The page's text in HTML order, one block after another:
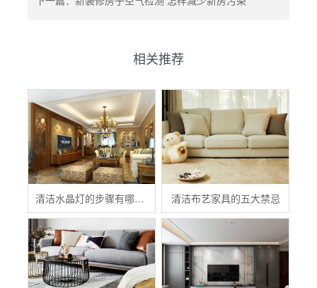
相关推荐
清洁水晶灯的步骤有哪些？ 清洁布艺家具的五大禁忌